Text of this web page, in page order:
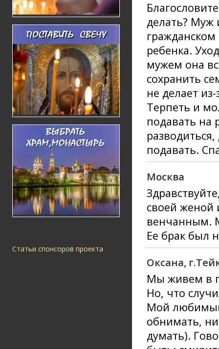
Статьи спонсоров проекта
делать? Муж
ребенка.
мужем она
сохранить
не делает
Терпеть и
подавать на
подавать.
Москва
своей женой
венчанным.
Ее брак был
Оксана,
Мы живем в
Но, что
Мой
обнимать,
думать).